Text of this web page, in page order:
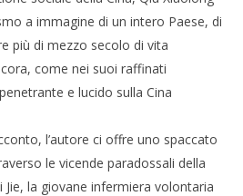
a immagine di un intero Paese, di
più di mezzo secolo di vita
come nei suoi raffinati
e lucido sulla Cina
l’autore ci offre uno spaccato
le vicende paradossali della
la giovane infermiera volontaria